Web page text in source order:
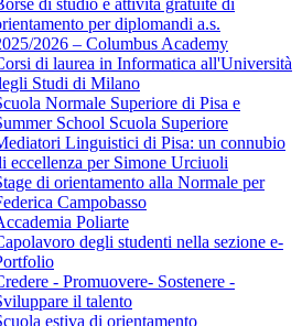
di studio e attività gratuite di
per diplomandi a.s.
2026 – Columbus Academy
di laurea in Informatica all'Università
Studi di Milano
Normale Superiore di Pisa e
School Scuola Superiore
Linguistici di Pisa: un connubio
eccellenza per Simone Urciuoli
di orientamento alla Normale per
Campobasso
Poliarte
degli studenti nella sezione e-
- Promuovere- Sostenere -
il talento
estiva di orientamento